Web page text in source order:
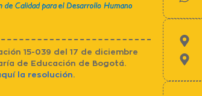
15-039 del 17 de diciembre
de Educación de Bogotá.
la resolución.